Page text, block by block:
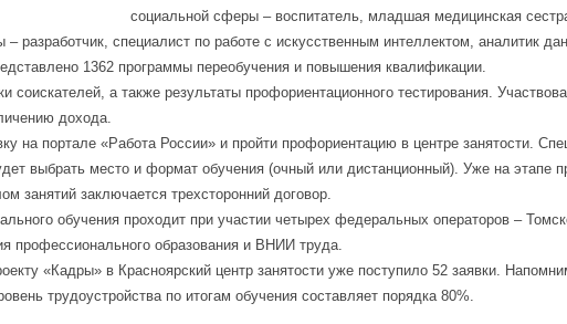
социальной сферы – воспитатель, младшая медицинская
разработчик, специалист по работе с искусственным интеллектом, аналитик
1362 программы переобучения и повышения квалификации.
а также результаты профориентационного тестирования.
дохода.
на портале «Работа России» и пройти профориентацию в центре занятости.
выбрать место и формат обучения (очный или дистанционный). Уже на этапе
занятий заключается трехсторонний договор.
обучения проходит при участии четырех федеральных операторов –
профессионального образования и ВНИИ труда.
«Кадры» в Красноярский центр занятости уже поступило 52 заявки.
трудоустройства по итогам обучения составляет порядка 80%.